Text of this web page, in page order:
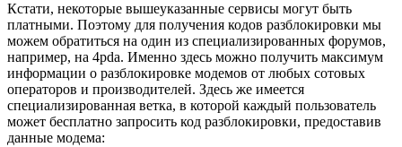
Кстати, некоторые вышеуказанные сервисы могут быть
платными. Поэтому для получения кодов разблокировки мы
можем обратиться на один из специализированных форумов,
например, на 4pda. Именно здесь можно получить максимум
информации о разблокировке модемов от любых сотовых
операторов и производителей. Здесь же имеется
специализированная ветка, в которой каждый пользователь
может бесплатно запросить код разблокировки, предоставив
данные модема: